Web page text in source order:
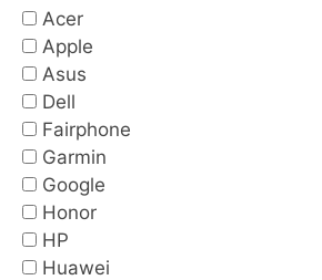
Acer
Apple
Asus
Dell
Fairphone
Garmin
Google
Honor
HP
Huawei